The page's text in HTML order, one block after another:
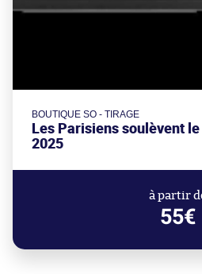
BOUTIQUE SO - TIRAGE
Les Parisiens soulèvent
2025
à partir
55€